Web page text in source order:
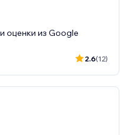
оценки из Google
2.6(12)